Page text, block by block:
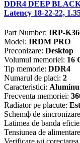
DDR4 DEEP
Latency 18-22-22,
Part Number: IRP-
Model: IRDM PRO
Preconizare: Desktop
Volumul memoriei: 16
Tip memorie: DDR4
Numarul de placi: 2
Caracteristici:
Frecventa memoriei:
Radiator pe placute:
Schemф de
Latimea de banda
Tensiunea de
Verificare ыi